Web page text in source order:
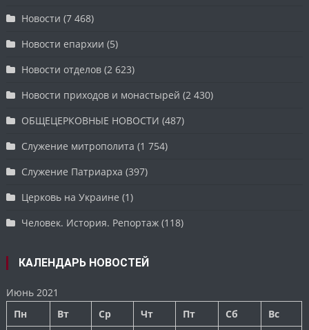
Новости (7 468)
Новости епархии (5)
Новости отделов (2 623)
Новости приходов и монастырей (2 430)
ОБЩЕЦЕРКОВНЫЕ НОВОСТИ (487)
Служение митрополита (1 754)
Служение Патриарха (397)
Церковь на Украине (1)
Человек. История. Репортаж (118)
КАЛЕНДАРЬ НОВОСТЕЙ
Июнь 2021
Пн
Вт Ср Чт Пт Сб Вс